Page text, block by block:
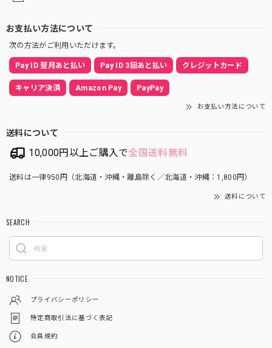
お支払い方法について
次の方法がご利用いただけます。
Pay ID 翌月あと払い Pay ID 3回あと払い クレジットカード
キャリア決済 Amazon Pay PayPay
お支払い方法について
送料について
10,000円以上ご購入で全国送料無料
送料は一律950円（北海道・沖縄・離島除く／北海道・沖縄：1,800円）
送料について
SEARCH
NOTICE
プライバシーポリシー
特定商取引法に基づく表記
会員規約